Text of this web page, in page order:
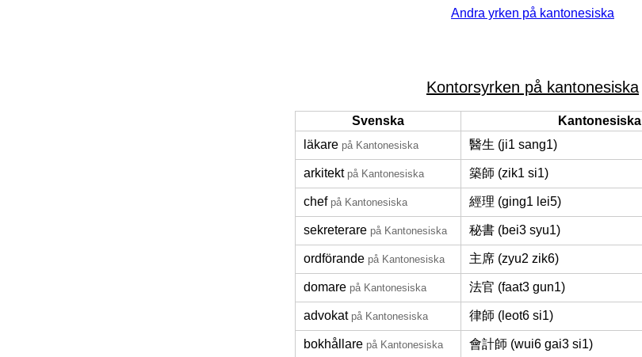
Andra yrken på kantonesiska
Kontorsyrken på kantonesiska
Svenska
Kantonesiska
läkare på Kantonesiska 醫生 (ji1 sang1)
arkitekt på Kantonesiska 築師 (zik1 si1)
chef på Kantonesiska 經理 (ging1 lei5)
sekreterare på Kantonesiska 秘書 (bei3 syu1)
ordförande på Kantonesiska 主席 (zyu2 zik6)
domare på Kantonesiska 法官 (faat3 gun1)
advokat på Kantonesiska 律師 (leot6 si1)
bokhållare på Kantonesiska 會計師 (wui6 gai3 si1)